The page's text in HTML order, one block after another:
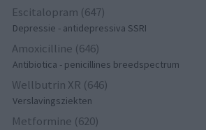
Escitalopram (647)
Depressie - antidepressiva SSRI
Amoxicilline (646)
Antibiotica - penicillines breedspectrum
Wellbutrin XR (646)
Verslavingsziekten
Metformine (620)